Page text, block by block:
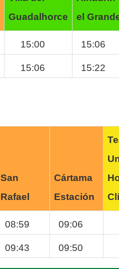
Guadalhorce
el
15:00 15:06
15:06 15:22
San
Rafael
Cártama
Estación
08:59 09:06
09:43 09:50